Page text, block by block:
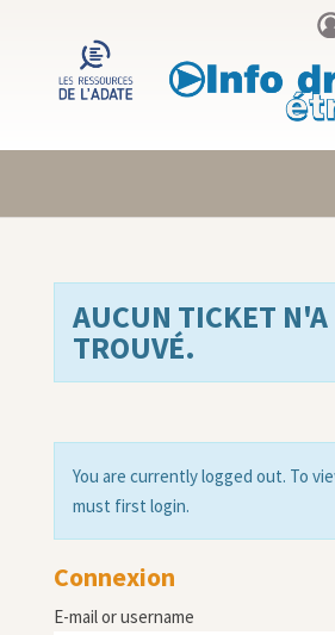
AUCUN TICKET N'A
TROUVÉ.
You are currently logged out. To
must first login.
Connexion
E-mail or username